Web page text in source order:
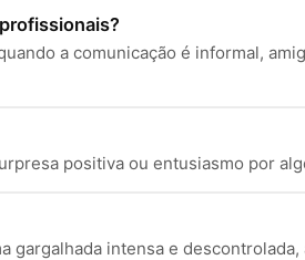
a comunicação é informal,
positiva ou entusiasmo por
intensa e